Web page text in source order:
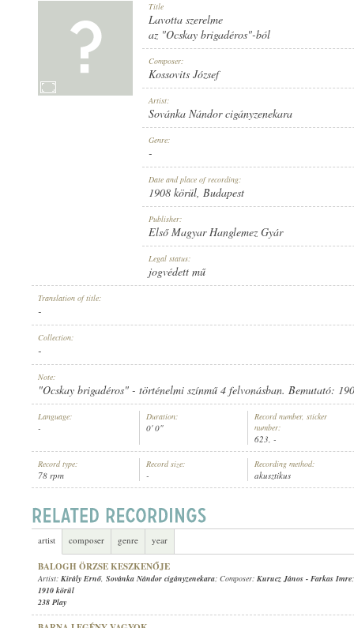
ARTIST:
ELSŐ MAGYAR HANGLEMEZ GYÁR
Title
Lavotta szerelme
az "Ocskay brigadéros"-ból
Composer:
Kossovits József
Artist:
Sovánka Nándor cigányzenekara
Genre:
-
Date and place of recording:
1908 körül, Budapest
Publisher:
Első Magyar Hanglemez Gyár
Legal status:
jogvédett mű
Translation of title:
-
Collection:
-
Note:
"Ocskay brigadéros" - történelmi színmű 4 felvonásban. Bemutató:
Language:
-
Duration:
0' 0"
Record number, sticker
number:
623, -
Record type:
78 rpm
Record size:
-
Recording method:
akusztikus
artist composer genre year
BALOGH ÖRZSE KESZKENŐJE
Artist: Király Ernő, Sovánka Nándor cigányzenekara; Composer: Kurucz János - Farkas Imre
1910 körül
238 Play